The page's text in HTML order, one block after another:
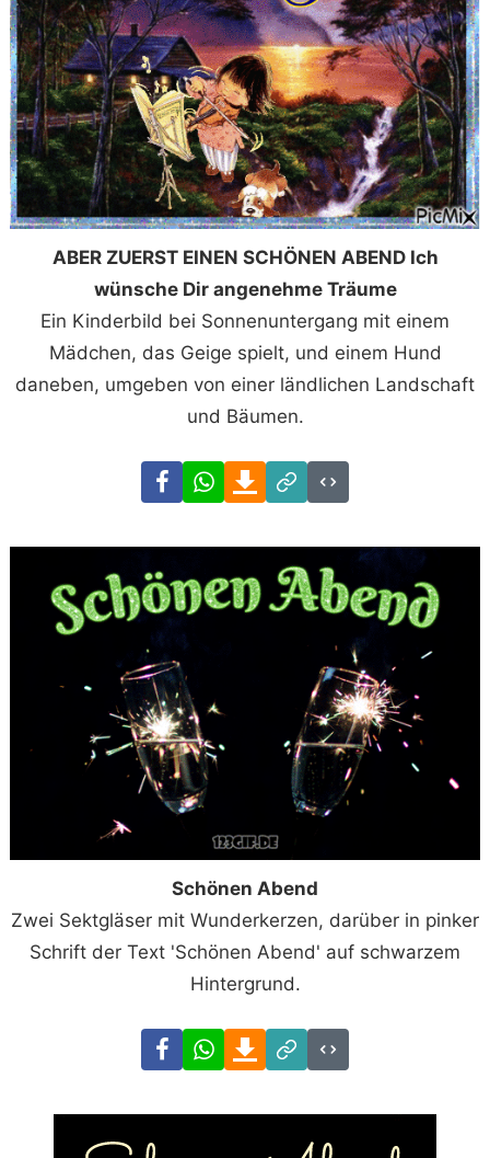
ABER ZUERST EINEN SCHÖNEN ABEND Ich
wünsche Dir angenehme Träume
Ein Kinderbild bei Sonnenuntergang mit einem
Mädchen, das Geige spielt, und einem Hund
daneben, umgeben von einer ländlichen Landschaft
und Bäumen.
FacebookWhatsAppDownload
Link
Code
Schönen Abend
Zwei Sektgläser mit Wunderkerzen, darüber in pinker
Schrift der Text 'Schönen Abend' auf schwarzem
Hintergrund.
FacebookWhatsAppDownload
Link
Code